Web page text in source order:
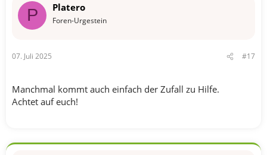
P Platero
Foren-Urgestein
07. Juli 2025 #17
Manchmal kommt auch einfach der Zufall zu Hilfe.
Achtet auf euch!